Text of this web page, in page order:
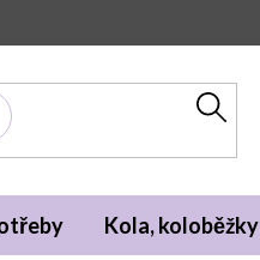
Kola, koloběžky